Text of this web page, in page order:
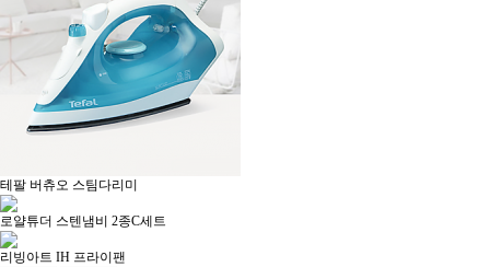
테팔 버츄오 스팀다리미
로얄튜더 스텐냄비 2종C세트
리빙아트 IH 프라이팬